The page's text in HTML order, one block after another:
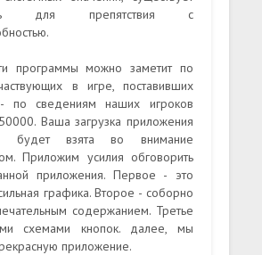
для препятствия с
программы можно заметит по
в игре, поставивших
по сведениям наших игроков
Ваша загрузка приложения
будет взята во внимание
Приложим усилия обговорить
приложения. Первое - это
графика. Второе - соборно
содержанием. Третье
схемами кнопок. далее, мы
приложение.